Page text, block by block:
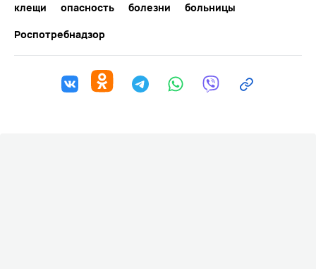
клещи опасность болезни
больницы
Роспотребнадзор